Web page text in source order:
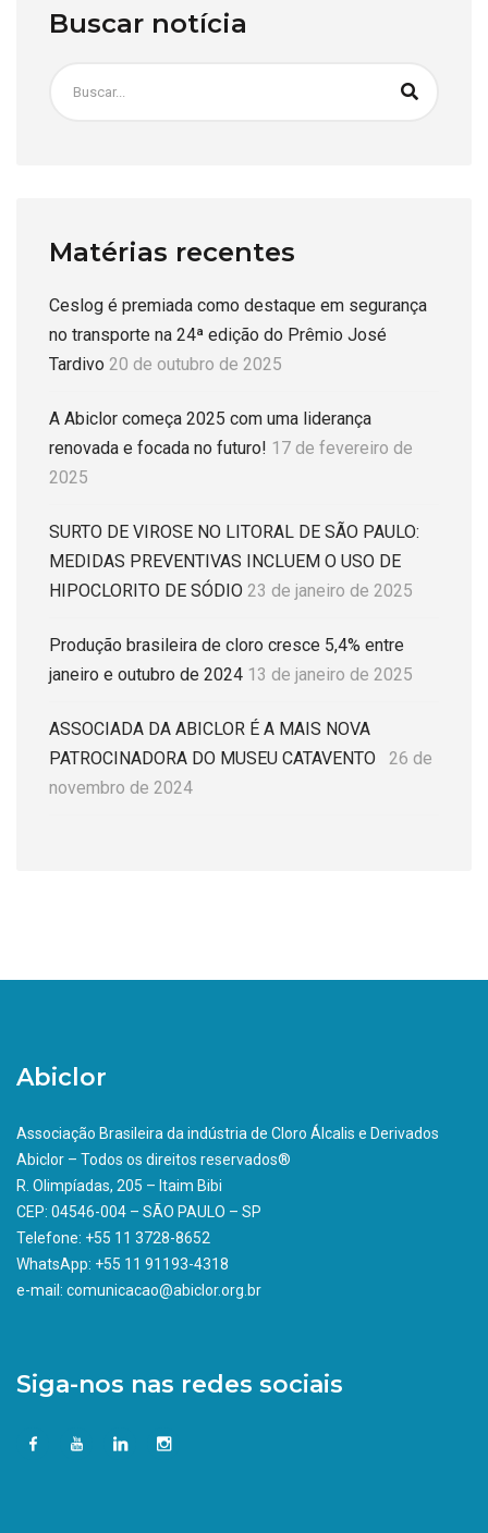
Buscar notícia
Matérias recentes
Ceslog é premiada como destaque em segurança
no transporte na 24ª edição do Prêmio José
Tardivo 20 de outubro de 2025
A Abiclor começa 2025 com uma liderança
renovada e focada no futuro! 17 de fevereiro de
2025
SURTO DE VIROSE NO LITORAL DE SÃO PAULO:
MEDIDAS PREVENTIVAS INCLUEM O USO DE
HIPOCLORITO DE SÓDIO 23 de janeiro de 2025
Produção brasileira de cloro cresce 5,4% entre
janeiro e outubro de 2024 13 de janeiro de 2025
ASSOCIADA DA ABICLOR É A MAIS NOVA
PATROCINADORA DO MUSEU CATAVENTO
26 de
novembro de 2024
Abiclor
Associação Brasileira da indústria de Cloro Álcalis e Derivados
Abiclor – Todos os direitos reservados®
R. Olimpíadas, 205 – Itaim Bibi
CEP: 04546-004 – SÃO PAULO – SP
Telefone: +55 11 3728-8652
WhatsApp: +55 11 91193-4318
e-mail: comunicacao@abiclor.org.br
Siga-nos nas redes sociais